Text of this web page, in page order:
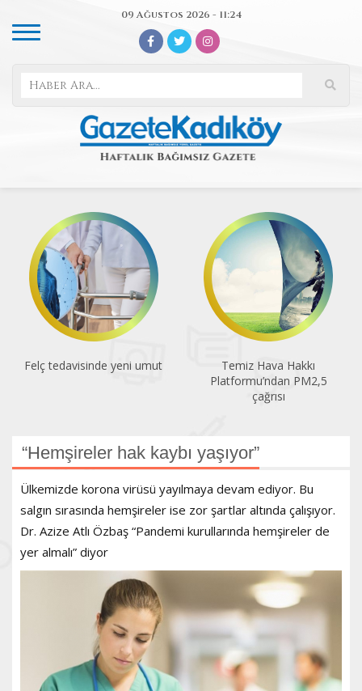
09 Ağustos 2026 - 11:24
Temiz Hava Hakkı
Sıcaklık arttıkça klimaya da
ihtiyaç artıyor
“Hemşireler hak kaybı yaşıyor”
Ülkemizde korona virüsü yayılmaya devam ediyor. Bu
salgın sırasında hemşireler ise zor şartlar altında çalışıyor.
Dr. Azize Atlı Özbaş “Pandemi kurullarında hemşireler de
yer almalı” diyor